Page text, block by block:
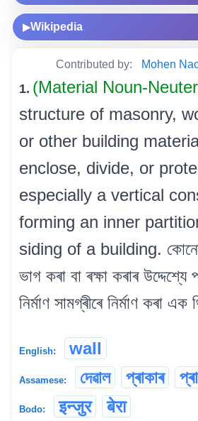
▶Wikipedia
Contributed by: Mohen
1. (Material Noun-
structure of masonry,
or other building
enclose, divide, or
especially a vertical
forming an inner
siding of a building. কোনো
ভাগ কৰা বা ৰক্ষা কৰাৰ
নিৰ্মাণ সামগ্ৰীৰে নিৰ্মাণ কৰা এক
English: wall
Assamese: দেৱাল প্ৰাকাৰ
Bodo: इन्जुर बेरा